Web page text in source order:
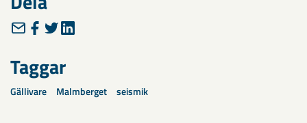
Taggar
Gällivare Malmberget seismik